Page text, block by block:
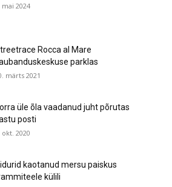
mai 2024
Rocca al Mare
parklas
märts 2021
üle õla vaadanud juht põrutas
posti
okt. 2020
kaotanud mersu paiskus
külili